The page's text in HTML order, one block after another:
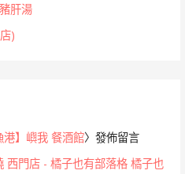
肝湯
)
港】嶼我 餐酒館〉發佈留言
西門店 - 橘子也有部落格 橘子也